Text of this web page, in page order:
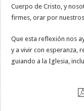
Cuerpo de Cristo, y
firmes, orar por
Que esta reflexión nos
y a vivir con esperanza,
guiando a la Iglesia,